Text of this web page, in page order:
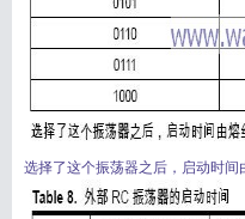
选择了这个振荡器之后，启动时间